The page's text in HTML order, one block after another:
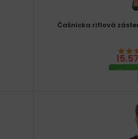
Čašnícka riflová
15.57
VÝBER